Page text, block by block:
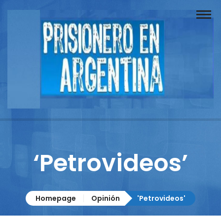
Buscador
Documentos
Reportajes
Columnistas
Contacto
‘Petrovideos’
Homepage Opinión 'Petrovideos'